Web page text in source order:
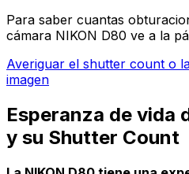
Para saber cuantas
cámara NIKON D80 ve a la
Averiguar el shutter count o
imagen
Esperanza de vida
y su Shutter Count